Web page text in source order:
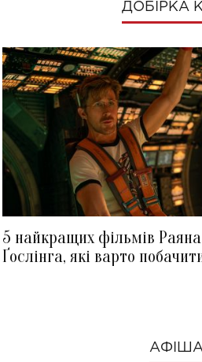
ДОБІРКА
5 найкращих фільмів Раяна
Ґослінга, які варто